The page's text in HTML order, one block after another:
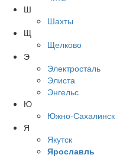
Ш
Шахты
Щ
Щелково
Э
Электросталь
Элиста
Энгельс
Ю
Южно-Сахалинск
Я
Якутск
Ярославль